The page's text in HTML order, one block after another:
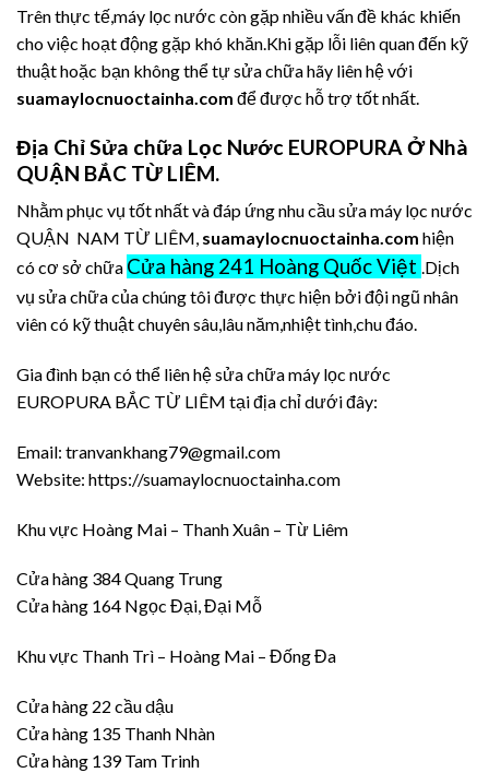
Trên thực tế,máy lọc nước còn gặp nhiều vấn đề khác khiến
cho việc hoạt động gặp khó khăn.Khi gặp lỗi liên quan đến kỹ
thuật hoặc bạn không thể tự sửa chữa hãy liên hệ với
suamaylocnuoctainha.com để được hỗ trợ tốt nhất.
Địa Chỉ Sửa chữa Lọc Nước EUROPURA Ở Nhà
QUẬN BẮC TỪ LIÊM.
Nhằm phục vụ tốt nhất và đáp ứng nhu cầu sửa máy lọc nước
QUẬN NAM TỪ LIÊM, suamaylocnuoctainha.com hiện
có cơ sở chữa Cửa hàng 241 Hoàng Quốc Việt .Dịch
vụ sửa chữa của chúng tôi được thực hiện bởi đội ngũ nhân
viên có kỹ thuật chuyên sâu,lâu năm,nhiệt tình,chu đáo.
Gia đình bạn có thể liên hệ sửa chữa máy lọc nước
EUROPURA BẮC TỪ LIÊM tại địa chỉ dưới đây:
Email: tranvankhang79@gmail.com
Website: https://suamaylocnuoctainha.com
Khu vực Hoàng Mai – Thanh Xuân – Từ Liêm
Cửa hàng 384 Quang Trung
Cửa hàng 164 Ngọc Đại, Đại Mỗ
Khu vực Thanh Trì – Hoàng Mai – Đống Đa
Cửa hàng 22 cầu dậu
Cửa hàng 135 Thanh Nhàn
Cửa hàng 139 Tam Trinh